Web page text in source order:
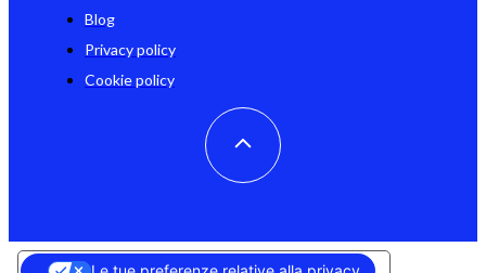
Blog
Privacy policy
Cookie policy